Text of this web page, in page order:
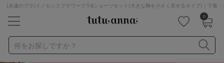
[永遠のブラ]イノセンスフラワーブラ&ショーツセット(大きな胸を小さく見せるタイプ)｜下着・
0
何をお探しですか？